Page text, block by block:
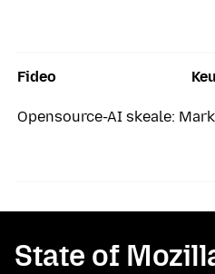
Fideo
Opensource-AI skeale:
State of